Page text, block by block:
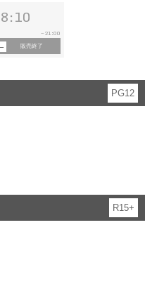
~ 21:00
販売終了
PG12
R15+